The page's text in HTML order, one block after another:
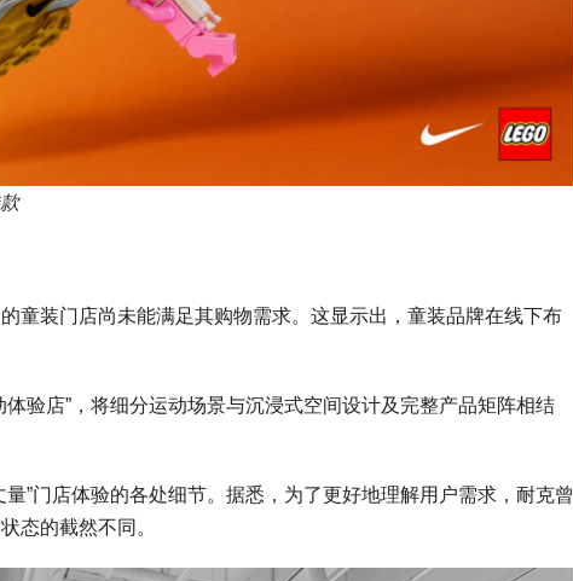
童装门店尚未能满足其购物需求。这显示出，童装品牌在线下布
验店”，将细分运动场景与沉浸式空间设计及完整产品矩阵相结
”门店体验的各处细节。据悉，为了更好地理解用户需求，耐克曾
态的截然不同。